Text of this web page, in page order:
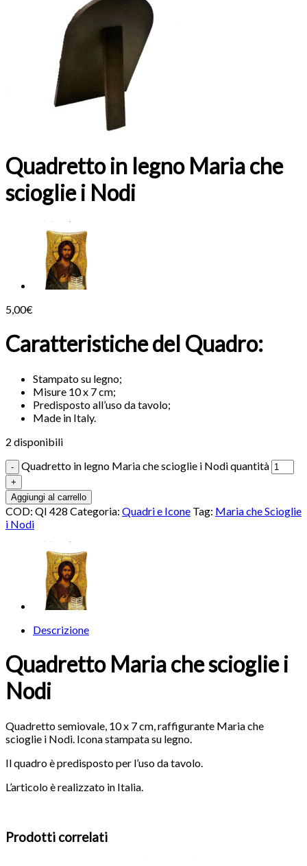
Quadretto in legno Maria che
scioglie i Nodi
5,00€
Caratteristiche del Quadro:
Stampato su legno;
Misure 10 x 7 cm;
Predisposto all’uso da tavolo;
Made in Italy.
2 disponibili
Quadretto in legno Maria che scioglie i Nodi quantità
Aggiungi al carrello
COD: QI 428 Categoria: Quadri e Icone Tag: Maria che Scioglie
i Nodi
Descrizione
Quadretto Maria che scioglie i
Nodi
Quadretto semiovale, 10 x 7 cm, raffigurante Maria che
scioglie i Nodi. Icona stampata su legno.
Il quadro è predisposto per l’uso da tavolo.
L’articolo è realizzato in Italia.
Prodotti correlati